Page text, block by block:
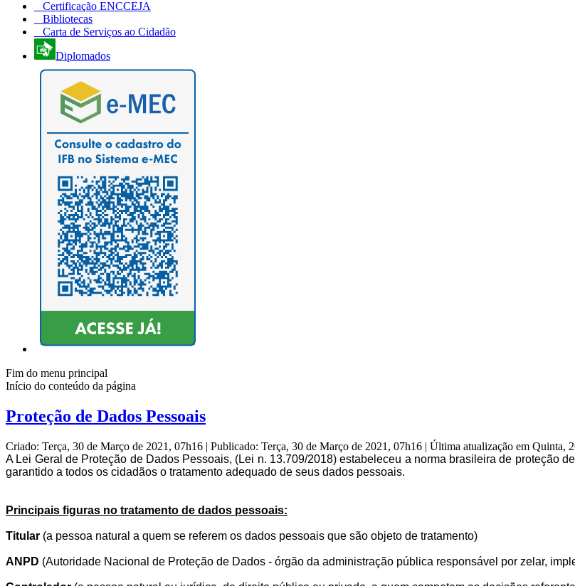
Certificação ENCCEJA
Bibliotecas
Carta de Serviços ao Cidadão
Diplomados
Fim do menu principal
Início do conteúdo da página
Proteção de Dados Pessoais
Criado: Terça, 30 de Março de 2021, 07h16 | Publicado: Terça, 30 de Março de 2021, 07h16 | Última atualização em Quinta,
A Lei Geral de Proteção de Dados Pessoais, (Lei n. 13.709/2018) estabeleceu a norma brasileira de proteção
garantido a todos os cidadãos o tratamento adequado de seus dados pessoais.
Principais figuras no tratamento de dados pessoais:
Titular (a pessoa natural a quem se referem os dados pessoais que são objeto de tratamento)
ANPD (Autoridade Nacional de Proteção de Dados - órgão da administração pública responsável por zelar,